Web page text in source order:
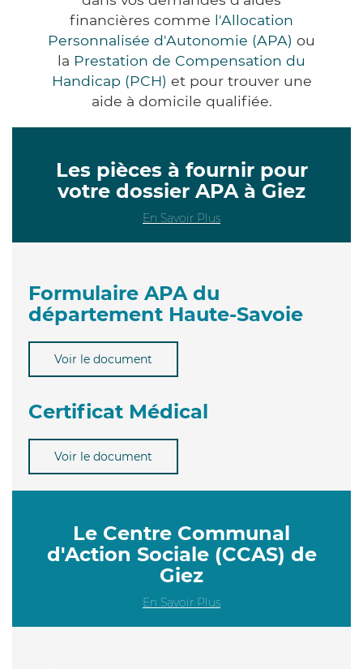
financières comme l'Allocation
Personnalisée d'Autonomie (APA) ou
la Prestation de Compensation du
Handicap (PCH) et pour trouver une
aide à domicile qualifiée.
Les pièces à fournir pour
votre dossier APA à Giez
En Savoir Plus
Formulaire APA du
département Haute-Savoie
Voir le document
Certificat Médical
Voir le document
Le Centre Communal
d'Action Sociale (CCAS) de
Giez
En Savoir Plus